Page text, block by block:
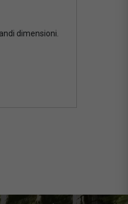
dimensioni.